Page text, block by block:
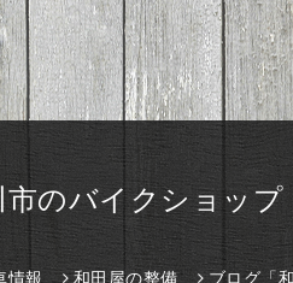
のバイクショップ
情報 和田屋の整備 ブログ「